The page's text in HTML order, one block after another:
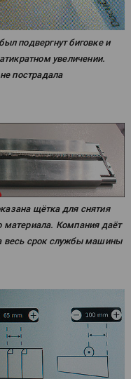
подвергнут биговке и
увеличении.
пострадала
щётка для снятия
материала. Компания даёт
весь срок службы машины